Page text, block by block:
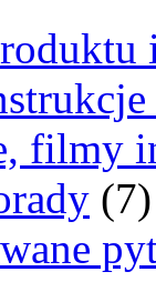
filmy
(7)